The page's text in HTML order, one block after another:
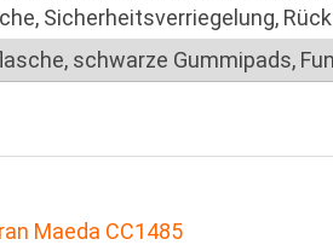
Sicherheitsverriegelung,
schwarze Gummipads,
Maeda CC1485